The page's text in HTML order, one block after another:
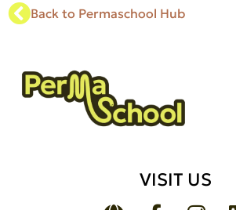
Back to Permaschool Hub
VISIT US